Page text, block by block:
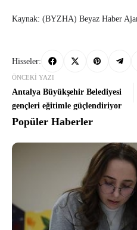
Kaynak: (BYZHA) Beyaz Haber
Hisseler:
ÖNCEKI YAZI
Antalya Büyükşehir Belediyesi
gençleri eğitimle güçlendiriyor
Popüler Haberler